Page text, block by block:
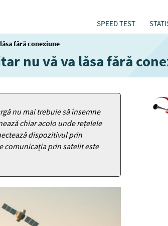
SPEED TEST
fără conexiune
nu vă va lăsa fără
nu mai trebuie să însemne
chiar acolo unde rețelele
dispozitivul prin
comunicația prin satelit este